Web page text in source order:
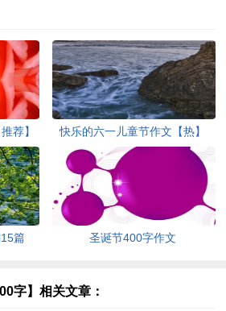
荐】 快乐的六一儿童节作文【热】
篇 圣诞节400字作文
字】相关文章：